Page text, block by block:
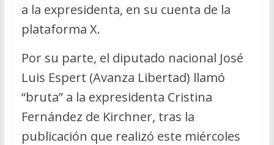
a la expresidenta, en su cuenta de la
plataforma X.
Por su parte, el diputado nacional José
Luis Espert (Avanza Libertad) llamó
“bruta” a la expresidenta Cristina
Fernández de Kirchner, tras la
publicación que realizó este miércoles